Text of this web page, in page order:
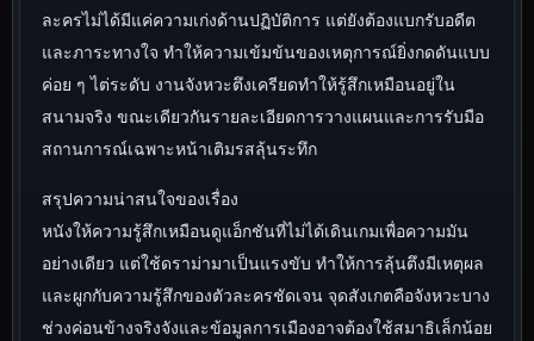
ละครไม่ได้มีแค่ความเก่งด้านปฏิบัติการ แต่ยังต้องแบกรับอดีต
และภาระทางใจ ทำให้ความเข้มข้นของเหตุการณ์ยิ่งกดดันแบบ
ค่อย ๆ ไต่ระดับ งานจังหวะตึงเครียดทำให้รู้สึกเหมือนอยู่ใน
สนามจริง ขณะเดียวกันรายละเอียดการวางแผนและการรับมือ
สถานการณ์เฉพาะหน้าเติมรสลุ้นระทึก
สรุปความน่าสนใจของเรื่อง
หนังให้ความรู้สึกเหมือนดูแอ็กชันที่ไม่ได้เดินเกมเพื่อความมัน
อย่างเดียว แต่ใช้ดราม่ามาเป็นแรงขับ ทำให้การลุ้นตึงมีเหตุผล
และผูกกับความรู้สึกของตัวละครชัดเจน จุดสังเกตคือจังหวะบาง
ช่วงค่อนข้างจริงจังและข้อมูลการเมืองอาจต้องใช้สมาธิเล็กน้อย